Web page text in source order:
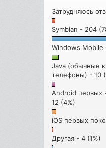
Затрудняюсь
Symbian - 204
Windows Mobile
Java (обычные
телефоны) - 10
Android первых
12 (4%)
iOS первых
Другая - 4 (1%)